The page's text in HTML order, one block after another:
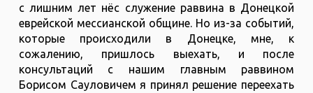
с лишним лет нёс служение раввина в Донецкой
еврейской мессианской общине. Но из-за событий,
которые происходили в Донецке, мне, к
сожалению, пришлось выехать, и после
консультаций с нашим главным раввином
Борисом Сауловичем я принял решение переехать